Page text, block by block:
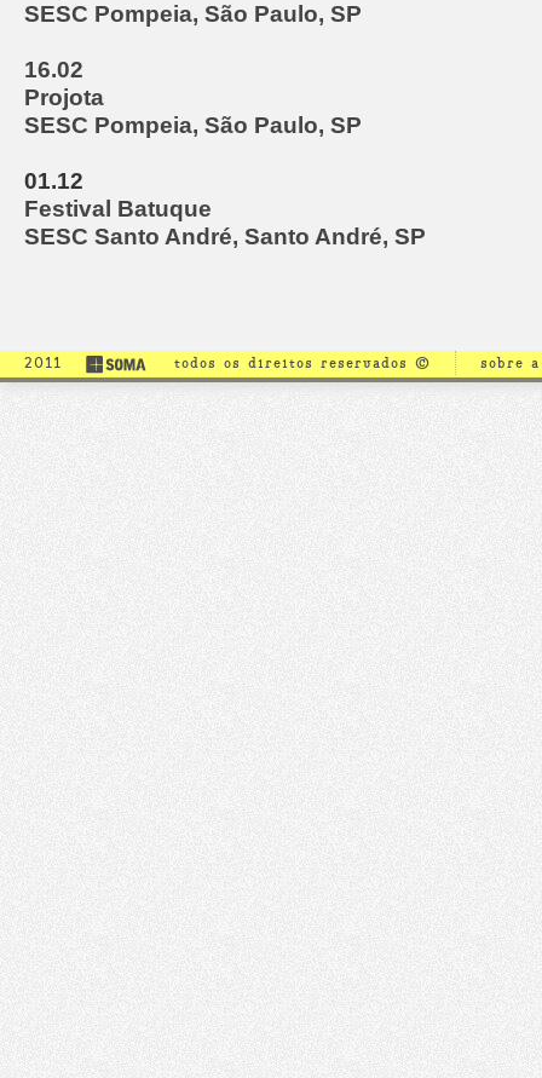
SESC Pompeia, São Paulo, SP
16.02
Projota
SESC Pompeia, São Paulo, SP
01.12
Festival Batuque
SESC Santo André, Santo André, SP
2011 todos os direitos reservados © sobre